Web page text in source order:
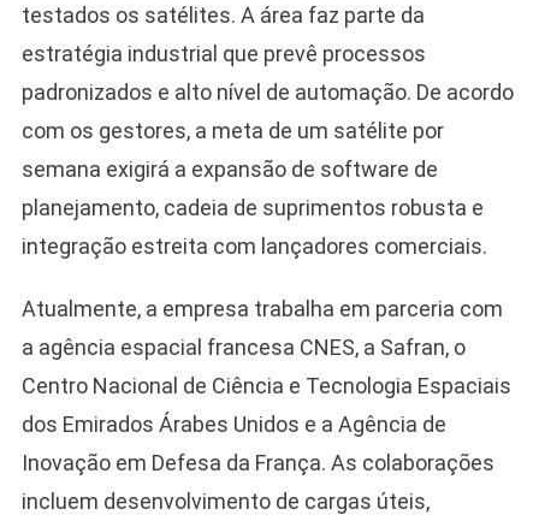
testados os satélites. A área faz parte da
estratégia industrial que prevê processos
padronizados e alto nível de automação. De acordo
com os gestores, a meta de um satélite por
semana exigirá a expansão de software de
planejamento, cadeia de suprimentos robusta e
integração estreita com lançadores comerciais.
Atualmente, a empresa trabalha em parceria com
a agência espacial francesa CNES, a Safran, o
Centro Nacional de Ciência e Tecnologia Espaciais
dos Emirados Árabes Unidos e a Agência de
Inovação em Defesa da França. As colaborações
incluem desenvolvimento de cargas úteis,